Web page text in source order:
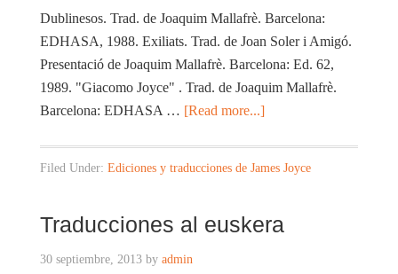
Dublinesos. Trad. de Joaquim Mallafrè. Barcelona:
EDHASA, 1988. Exiliats. Trad. de Joan Soler i Amigó.
Presentació de Joaquim Mallafrè. Barcelona: Ed. 62,
1989. "Giacomo Joyce" . Trad. de Joaquim Mallafrè.
Barcelona: EDHASA … [Read more...]
Filed Under: Ediciones y traducciones de James Joyce
Traducciones al euskera
30 septiembre, 2013by admin